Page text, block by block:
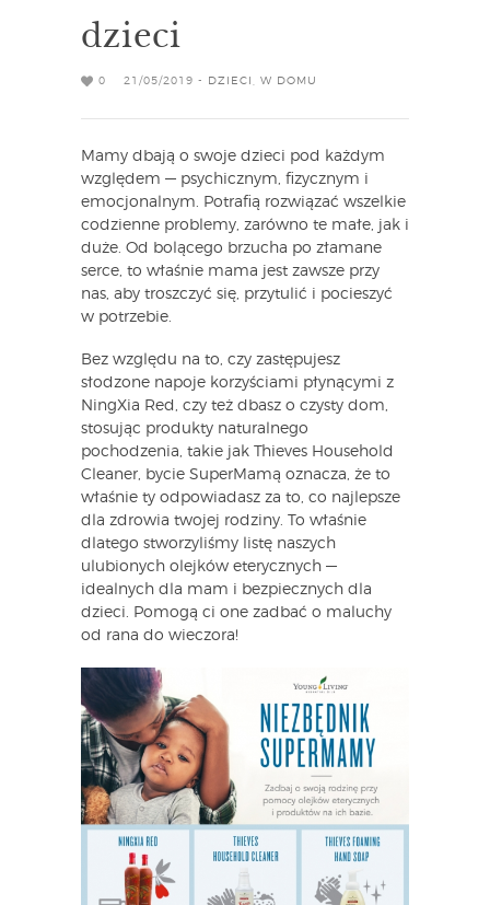
dzieci
0 21/05/2019 - DZIECI W DOMU
Mamy dbają o swoje dzieci pod każdym
względem — psychicznym, fizycznym i
emocjonalnym. Potrafią rozwiązać wszelkie
codzienne problemy, zarówno te małe, jak i
duże. Od bolącego brzucha po złamane
serce, to właśnie mama jest zawsze przy
nas, aby troszczyć się, przytulić i pocieszyć
w potrzebie.
Bez względu na to, czy zastępujesz
słodzone napoje korzyściami płynącymi z
NingXia Red, czy też dbasz o czysty dom,
stosując produkty naturalnego
pochodzenia, takie jak Thieves Household
Cleaner, bycie SuperMamą oznacza, że to
właśnie ty odpowiadasz za to, co najlepsze
dla zdrowia twojej rodziny. To właśnie
dlatego stworzyliśmy listę naszych
ulubionych olejków eterycznych —
idealnych dla mam i bezpiecznych dla
dzieci. Pomogą ci one zadbać o maluchy
od rana do wieczora!